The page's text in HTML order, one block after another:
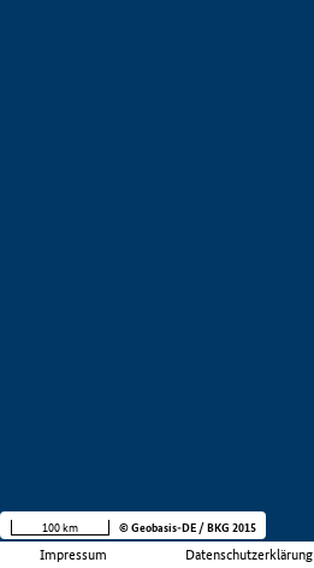
Impressum Datenschutzerklärung
100 km © Geobasis-DE / BKG 2015